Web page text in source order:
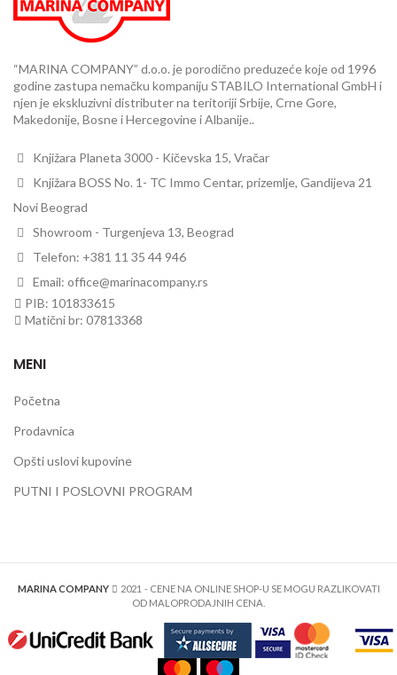
“MARINA COMPANY” d.o.o. je porodično preduzeće koje od 1996
godine zastupa nemačku kompaniju STABILO International GmbH i
njen je ekskluzivni distributer na teritoriji Srbije, Crne Gore,
Makedonije, Bosne i Hercegovine i Albanije..
Knjižara Planeta 3000 - Kičevska 15, Vračar
Knjižara BOSS No. 1- TC Immo Centar, prizemlje, Gandijeva 21
Novi Beograd
Showroom - Turgenjeva 13, Beograd
Telefon: +381 11 35 44 946
Email: office@marinacompany.rs
PIB: 101833615
Matični br: 07813368
MENI
Početna
Prodavnica
Opšti uslovi kupovine
PUTNI I POSLOVNI PROGRAM
MARINA COMPANY 2021 - CENE NA ONLINE SHOP-U SE MOGU RAZLIKOVATI
OD MALOPRODAJNIH CENA.